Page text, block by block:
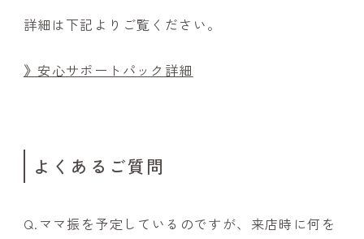
詳細は下記よりご覧ください。
》安心サポートパック詳細
よくあるご質問
Q.ママ振を予定しているのですが、来店時に何を